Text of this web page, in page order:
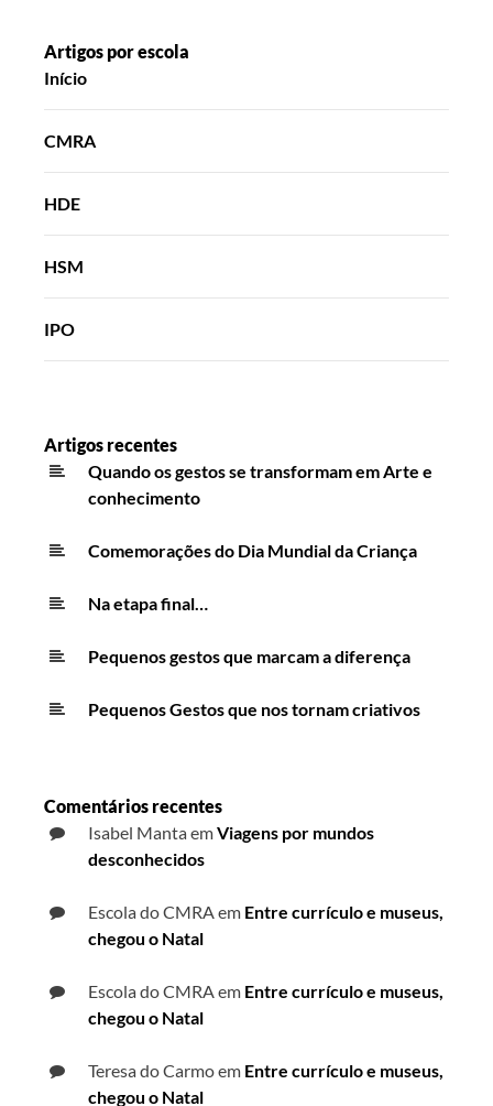
Artigos por escola
Início
CMRA
HDE
HSM
IPO
Artigos recentes
Quando os gestos se transformam em Arte e
conhecimento
Comemorações do Dia Mundial da Criança
Na etapa final…
Pequenos gestos que marcam a diferença
Pequenos Gestos que nos tornam criativos
Comentários recentes
Isabel MantaemViagens por mundos
desconhecidos
Escola do CMRA em Entre currículo e museus,
chegou o Natal
Escola do CMRA em Entre currículo e museus,
chegou o Natal
Teresa do Carmoem Entre currículo e museus,
chegou o Natal